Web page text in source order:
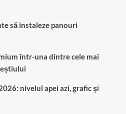
să instaleze panouri
într-una dintre cele mai
nivelul apei azi, grafic și